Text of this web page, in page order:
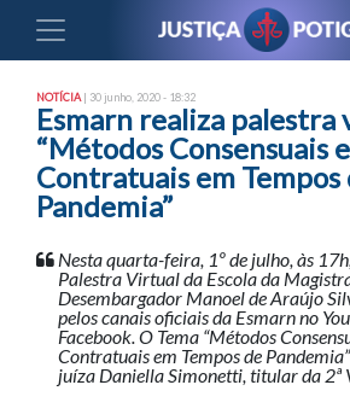
NOTÍCIA | 30 junho, 2020 - 18:32
Esmarn realiza
“Métodos Consensuais
Contratuais em Tempos
Pandemia”
Nesta quarta-feira, 1º de julho, às
Palestra Virtual da Escola da
Desembargador Manoel de Araújo
pelos canais oficiais da Esmarn no
Facebook. O Tema “Métodos
Contratuais em Tempos de
juíza Daniella Simonetti, titular da 2ª